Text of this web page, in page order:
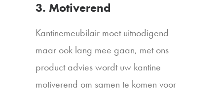
3. Motiverend
Kantinemeubilair moet uitnodigend
maar ook lang mee gaan, met ons
product advies wordt uw kantine
motiverend om samen te komen voor